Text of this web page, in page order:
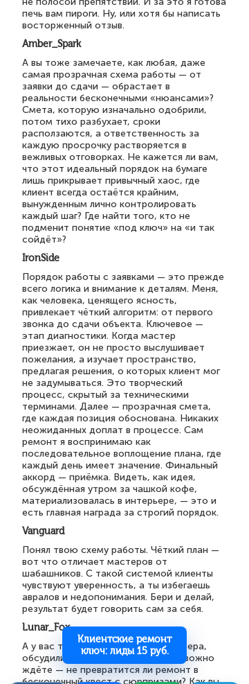
печь вам пироги. Ну, или хотя бы написать
восторженный отзыв.
Amber_Spark
А вы тоже замечаете, как любая, даже
самая прозрачная схема работы — от
заявки до сдачи — обрастает в
реальности бесконечными «нюансами»?
Смета, которую изначально одобрили,
потом тихо разбухает, сроки
расползаются, а ответственность за
каждую просрочку растворяется в
вежливых отговорках. Не кажется ли вам,
что этот идеальный порядок на бумаге
лишь прикрывает привычный хаос, где
клиент всегда остаётся крайним,
вынужденным лично контролировать
каждый шаг? Где найти того, кто не
подменит понятие «под ключ» на «и так
сойдёт»?
IronSide
Порядок работы с заявками — это прежде
всего логика и внимание к деталям. Меня,
как человека, ценящего ясность,
привлекает чёткий алгоритм: от первого
звонка до сдачи объекта. Ключевое —
этап диагностики. Когда мастер
приезжает, он не просто выслушивает
пожелания, а изучает пространство,
предлагая решения, о которых клиент мог
не задумываться. Это творческий
процесс, скрытый за техническими
терминами. Далее — прозрачная смета,
где каждая позиция обоснована. Никаких
неожиданных доплат в процессе. Сам
ремонт я воспринимаю как
последовательное воплощение плана, где
каждый день имеет значение. Финальный
аккорд — приёмка. Видеть, как идея,
обсуждённая утром за чашкой кофе,
материализовалась в интерьере, — это и
есть главная награда за строгий порядок.
Vanguard
Понял твою схему работы. Чёткий план —
вот что отличает мастеров от
шабашников. С такой системой клиенты
чувствуют уверенность, а ты избегаешь
авралов и недопонимания. Бери и делай,
результат будет говорить сам за себя.
Lunar_Fox
А у вас тоже бывает: выбрали мастера,
обсудили все детали, а потом тревожно
ждёте — не превратится ли ремонт в
бесконечный квест с сюрпризами? Как вы
Клиентские ремонт
ключ: лиды 15 руб.